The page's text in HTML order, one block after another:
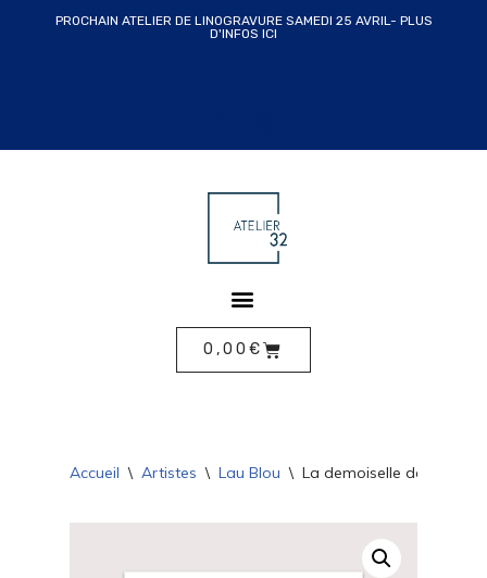
PROCHAIN ATELIER DE LINOGRAVURE SAMEDI 25 AVRIL- PLUS
D'INFOS ICI
0,00 €
Accueil \ Artistes \ Lau Blou \ La demoiselle de la